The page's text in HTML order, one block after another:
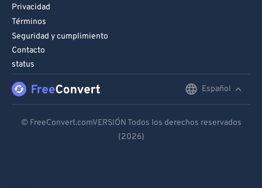
Privacidad
Términos
Seguridad y cumplimiento
Contacto
status
Español
Español
© FreeConvert.comVERSIÓN Todos los derechos reservados
(2026)